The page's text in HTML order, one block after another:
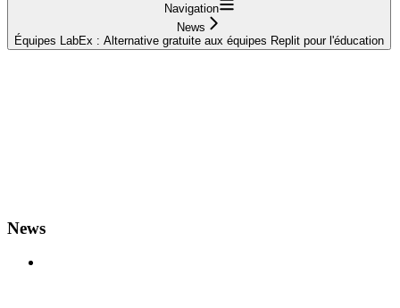
Navigation
News
Équipes LabEx : Alternative gratuite aux équipes Replit pour l'éducation
News